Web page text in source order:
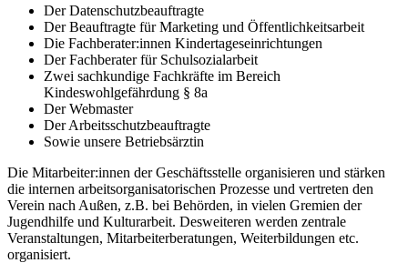
Der Datenschutzbeauftragte
Der Beauftragte für Marketing und Öffentlichkeitsarbeit
Die Fachberater:innen Kindertageseinrichtungen
Der Fachberater für Schulsozialarbeit
Zwei sachkundige Fachkräfte im Bereich
Kindeswohlgefährdung § 8a
Der Webmaster
Der Arbeitsschutzbeauftragte
Sowie unsere Betriebsärztin
Die Mitarbeiter:innen der Geschäftsstelle organisieren und stärken
die internen arbeitsorganisatorischen Prozesse und vertreten den
Verein nach Außen, z.B. bei Behörden, in vielen Gremien der
Jugendhilfe und Kulturarbeit. Desweiteren werden zentrale
Veranstaltungen, Mitarbeiterberatungen, Weiterbildungen etc.
organisiert.